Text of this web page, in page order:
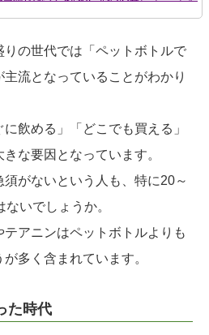
りの世代では「ペットボトルで
流となっていることがわかり
飲める」「どこでも買える」
な要因となっています。
がないという人も、特に20～
いでしょうか。
アニンはペットボトルよりも
多く含まれています。
た時代